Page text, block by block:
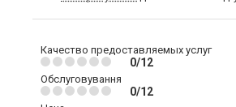
Качество предоставляемых услуг
0/12
Обслуговування
0/12